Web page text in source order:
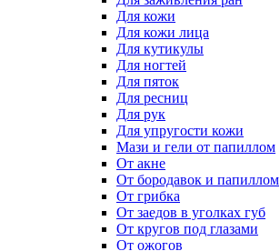
Для кожи
Для кожи лица
Для кутикулы
Для ногтей
Для пяток
Для ресниц
Для рук
Для упругости кожи
Мази и гели от папиллом
От акне
От бородавок и папиллом
От грибка
От заедов в уголках губ
От кругов под глазами
От ожогов